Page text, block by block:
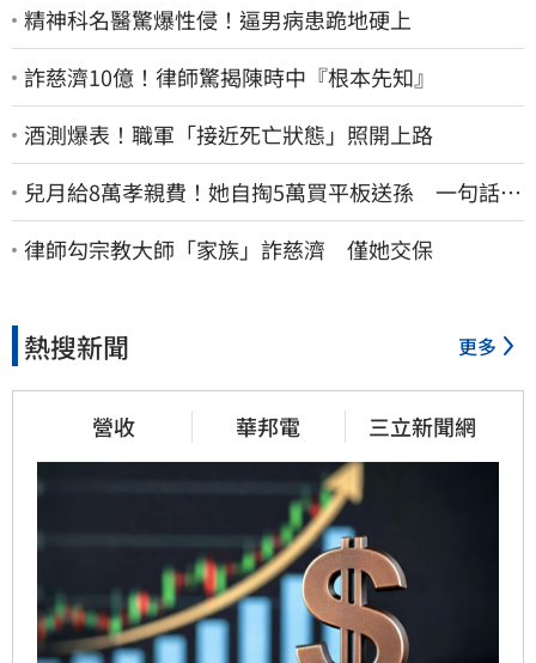
精神科名醫驚爆性侵！逼男病患跪地硬上
詐慈濟10億！律師驚揭陳時中『根本先知』
酒測爆表！職軍「接近死亡狀態」照開上路
兒月給8萬孝親費！她自掏5萬買平板送孫 一句話愣
原地「傷心不已」
律師勾宗教大師「家族」詐慈濟 僅她交保
熱搜新聞 更多
營收 華邦電 三立新聞網